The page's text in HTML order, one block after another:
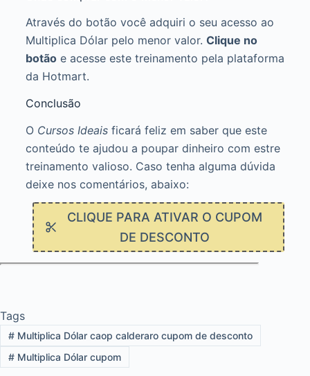
Através do botão você adquiri o seu acesso ao
Multiplica Dólar pelo menor valor. Clique no
botãoe acesse este treinamento pela plataforma
da Hotmart.
Conclusão
O Cursos Ideaisficará feliz em saber que este
conteúdo te ajudou a poupar dinheiro com estre
treinamento valioso. Caso tenha alguma dúvida
deixe nos comentários, abaixo:
CLIQUE PARA ATIVAR O CUPOM
DE DESCONTO
Tags
#Multiplica Dólar caop calderaro cupom de desconto
#Multiplica Dólar cupom